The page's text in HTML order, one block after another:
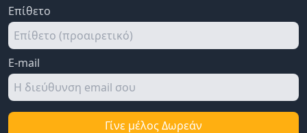
Επίθετο
E-mail
Γίνε μέλος Δωρεάν